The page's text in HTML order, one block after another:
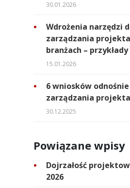
30.01.2026
Wdrożenia narzędzi
zarządzania
branżach – przykłady
15.01.2026
6 wniosków
zarządzania
30.12.2025
Powiązane wpisy
Dojrzałość
2026